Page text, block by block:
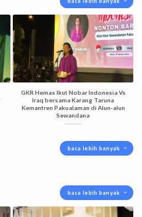
GKR Hemas Ikut Nobar Indonesia Vs
Iraq bersama Karang Taruna
Kemantren Pakualaman di Alun-alun
Sewandana
baca lebih banyak
baca lebih banyak